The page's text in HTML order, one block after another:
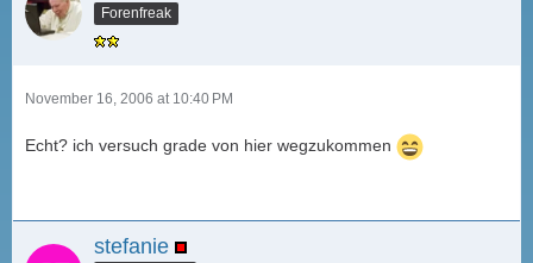
Forenfreak
November 16, 2006 at 10:40 PM
Echt? ich versuch grade von hier wegzukommen
stefanie